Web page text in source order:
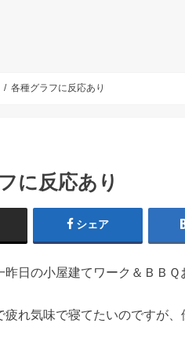
各種グラフに反応あり
に反応あり
シェア
昨日の小屋建てワーク＆ＢＢＱ
疲れ気味で寝てたいのですが